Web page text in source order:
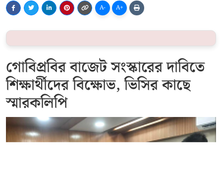
A- A+
গোবিপ্রবির বাজেট সংস্কারের দাবিতে
শিক্ষার্থীদের বিক্ষোভ, ভিসির কাছে
স্মারকলিপি